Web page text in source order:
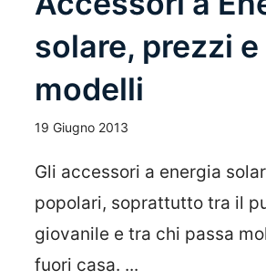
solare, prezzi e
modelli
19 Giugno 2013
Gli accessori a energia
popolari, soprattutto tra il
giovanile e tra chi passa
fuori casa. ...